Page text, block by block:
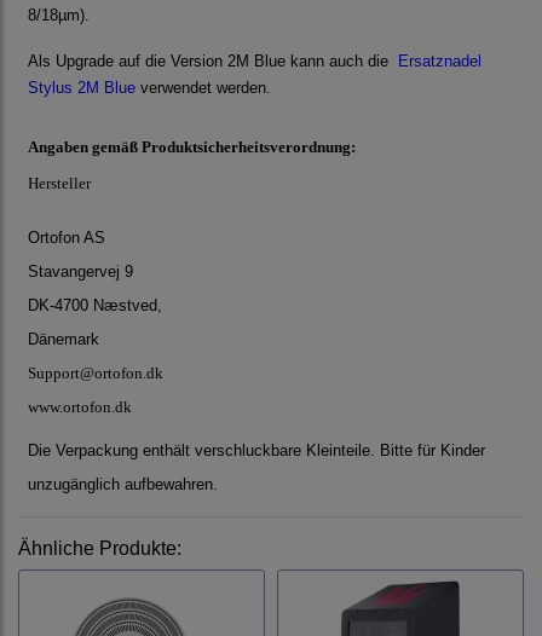
8/18µm).
Als Upgrade auf die Version 2M Blue kann auch die
Ersatznadel
Stylus 2M Blue verwendet werden.
Angaben gemäß Produktsicherheitsverordnung:
Hersteller
Ortofon AS
Stavangervej 9
DK-4700 Næstved,
Dänemark
Support@ortofon.dk
www.ortofon.dk
Die Verpackung enthält verschluckbare Kleinteile. Bitte für Kinder
unzugänglich aufbewahren.
Ähnliche Produkte: